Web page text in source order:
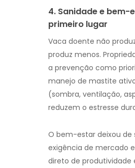
4. Sanidade e bem-
primeiro lugar
Vaca doente não
produz menos.
a prevenção como
manejo de mastite
(sombra, ventilação,
reduzem o estresse
O bem-estar deixou de
exigência de mercado
direto de produtividade